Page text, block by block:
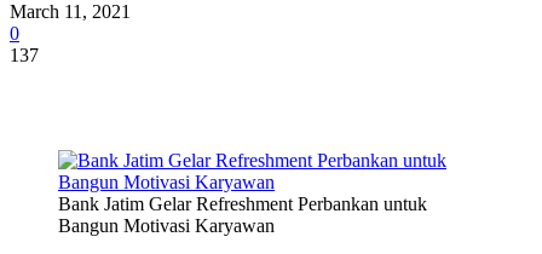
March 11, 2021
0
137
Bank Jatim Gelar Refreshment Perbankan untuk
Bangun Motivasi Karyawan